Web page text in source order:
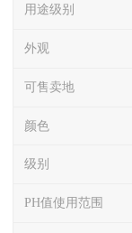
用途级别
外观
可售卖地
颜色
级别
PH值使用范围